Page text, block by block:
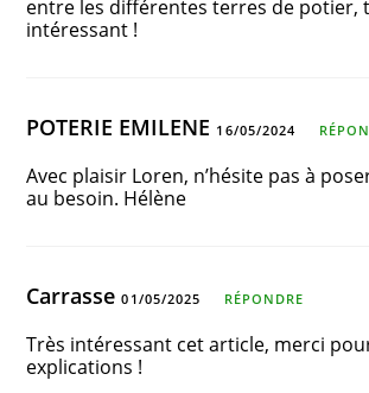
entre les différentes terres de potier,
intéressant !
POTERIE EMILENE 16/05/2024
Avec plaisir Loren, n’hésite pas à
au besoin. Hélène
Carrasse01/05/2025 RÉPONDRE
Très intéressant cet article, merci
explications !